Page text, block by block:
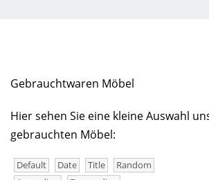
Gebrauchtwaren Möbel
Hier sehen Sie eine kleine Auswahl
gebrauchten Möbel:
Default Date Title
Random